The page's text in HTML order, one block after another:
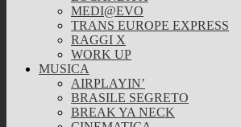
MEDI@EVO
TRANS EUROPE EXPRESS
RAGGI X
WORK UP
MUSICA
AIRPLAYIN’
BRASILE SEGRETO
BREAK YA NECK